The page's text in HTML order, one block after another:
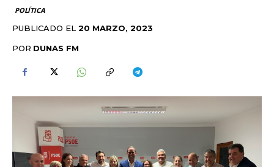
POLÍTICA
PUBLICADO EL 20 MARZO, 2023
POR DUNAS FM